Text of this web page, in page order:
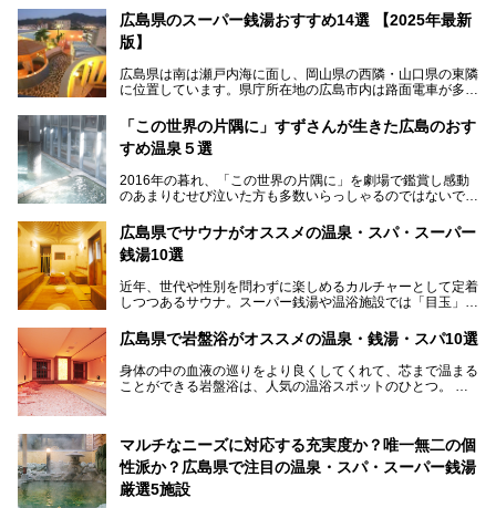
広島県のスーパー銭湯おすすめ14選 【2025年最新
版】
広島県は南は瀬戸内海に面し、岡山県の西隣・山口県の東隣
に位置しています。県庁所在地の広島市内は路面電車が多数
厳島神社と原爆ドームの2つの世界文化遺産があり、年間を
通して多数の観光客が訪れます。工業都市として栄えた呉市
や、坂の町・尾道市など、ゆっくり訪れたい町や観光スポッ
モン、全国にファンが多い広島風お好み焼きなどのグルメも
充実。
銭湯をご紹介します。
「この世界の片隅に」すずさんが生きた広島のおす
すめ温泉５選
2016年の暮れ、「この世界の片隅に」を劇場で鑑賞し感動
のあまりむせび泣いた方も多数いらっしゃるのではないでし
あの夏のヒロシマを生きた主人公すずさんの笑顔が、今もど
こかに輝きつづけていることをふと思い浮かべます。
そんな映画の舞台となった広島県呉市を中心に、広島のおす
広島県でサウナがオススメの温泉・スパ・スーパー
銭湯10選
近年、世代や性別を問わずに楽しめるカルチャーとして定着
しつつあるサウナ。スーパー銭湯や温浴施設では「目玉」と
わりと身体の内部を温めて発汗を促すサウナは、リフレッシ
ュ効果はもちろん、代謝が高まり健康や美容にも良い影響が
期待されます。今回はそんなサウナにこだわった、広島県内
のオススメ温泉・銭湯・スパ10ヶ所を紹介させていただき
ます。
広島県で岩盤浴がオススメの温泉・銭湯・スパ10選
身体の中の血液の巡りをより良くしてくれて、芯まで温まる
ことができる岩盤浴は、人気の温浴スポットのひとつ。
る、広島県でオススメの温泉・銭湯・スパをご紹介していき
ます！
マルチなニーズに対応する充実度か？唯一無二の個
性派か？広島県で注目の温泉・スパ・スーパー銭湯
厳選5施設